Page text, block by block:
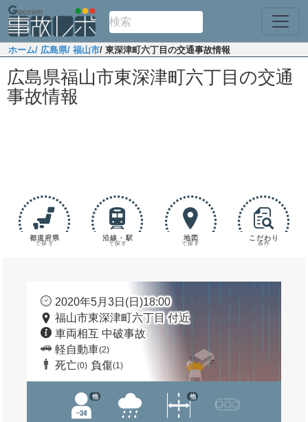
ホーム/ 広島県/ 福山市/ 東深津町六丁目の交通事故情報
広島県福山市東深津町六丁目の交通
事故情報
都道府県
で探す
沿線・駅
で探す
地図
で探す
こだわり
条件
2020年5月3日(日)18:00
福山市東深津町六丁目 付近
車両相互 中破事故
軽自動車(2)
死亡(0) 負傷(1)
他 他